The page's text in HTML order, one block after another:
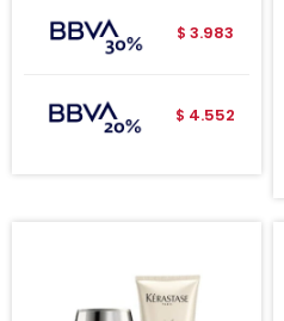
$ 3.983
$ 4.552